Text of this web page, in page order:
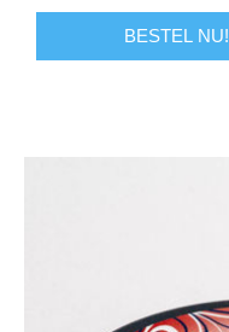
BESTEL NU!